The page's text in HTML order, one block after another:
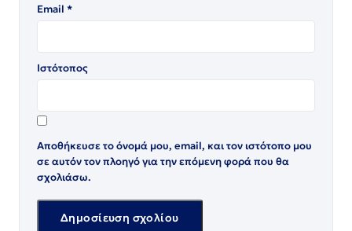
Email *
Ιστότοπος
Αποθήκευσε το όνομά μου, email, και τον ιστότοπο μου
σε αυτόν τον πλοηγό για την επόμενη φορά που θα
σχολιάσω.